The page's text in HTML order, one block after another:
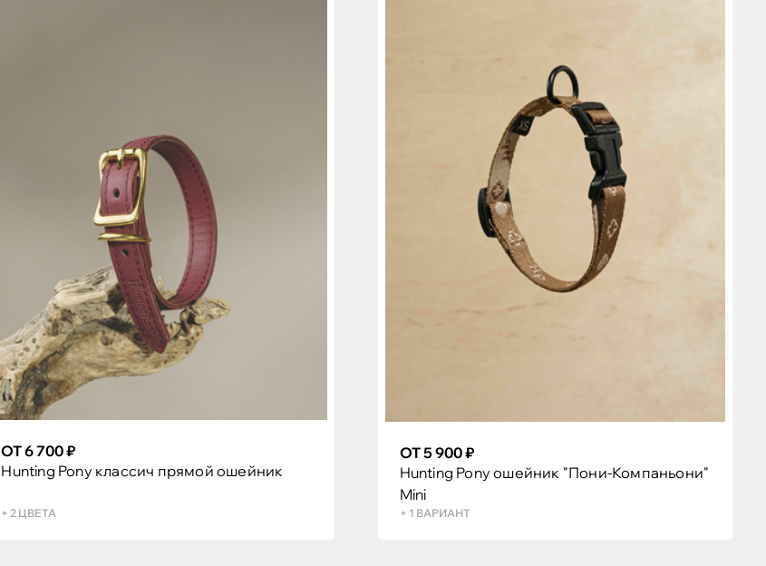
ОТ 6 700 ₽
Hunting Pony классич прямой ошейник
+ 2 ЦВЕТА
ОТ 5 900 ₽
Hunting Pony ошейник "Пони-Компаньони"
Mini
+ 1 ВАРИАНТ